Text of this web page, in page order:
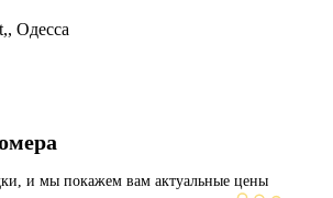
Одесса
и мы покажем вам актуальные цены